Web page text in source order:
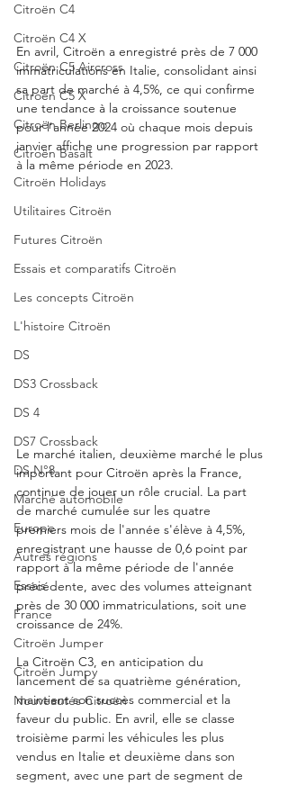
Citroën C4
Citroën C4 X
Citroën C5 Aircross
Citroën C5 X
Citroën Berlingo
Citroën Basalt
Citroën Holidays
Utilitaires Citroën
Futures Citroën
Essais et comparatifs Citroën
Les concepts Citroën
L'histoire Citroën
DS
DS3 Crossback
DS 4
DS7 Crossback
DS N°8
Marché automobile
Europe
Autres régions
Essais
France
Citroën Jumper
Citroën Jumpy
Nouveautés Citroën
En avril, Citroën a enregistré près de 7 000
immatriculations en Italie, consolidant ainsi
sa part de marché à 4,5%, ce qui confirme
une tendance à la croissance soutenue
pour l'année 2024 où chaque mois depuis
janvier affiche une progression par rapport
à la même période en 2023.
Le marché italien, deuxième marché le plus
important pour Citroën après la France,
continue de jouer un rôle crucial. La part
de marché cumulée sur les quatre
premiers mois de l'année s'élève à 4,5%,
enregistrant une hausse de 0,6 point par
rapport à la même période de l'année
précédente, avec des volumes atteignant
près de 30 000 immatriculations, soit une
croissance de 24%.
La Citroën C3, en anticipation du
lancement de sa quatrième génération,
maintient son succès commercial et la
faveur du public. En avril, elle se classe
troisième parmi les véhicules les plus
vendus en Italie et deuxième dans son
segment, avec une part de segment de